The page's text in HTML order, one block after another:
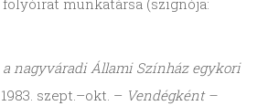
folyóirat munkatársa (szignója:
a nagyváradi Állami Színház egykori
szept.–okt. – Vendégként –